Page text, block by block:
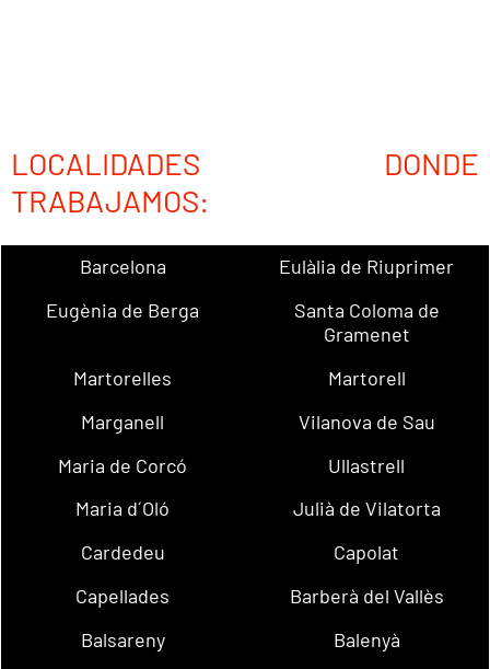
LOCALIDADES DONDE
TRABAJAMOS:
Barcelona
Eulàlia de Riuprimer
Eugènia de Berga
Santa Coloma de
Gramenet
Martorelles
Martorell
Marganell
Vilanova de Sau
Maria de Corcó
Ullastrell
Maria d´Oló
Julià de Vilatorta
Cardedeu
Capolat
Capellades
Barberà del Vallès
Balsareny
Balenyà